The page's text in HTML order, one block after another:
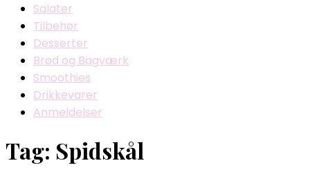
Salater
Tilbehør
Desserter
Brød og Bagværk
Smoothies
Drikkevarer
Anmeldelser
Tag: Spidskål